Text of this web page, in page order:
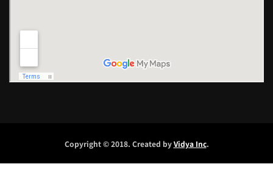
Copyright © 2018. Created byVidya Inc.